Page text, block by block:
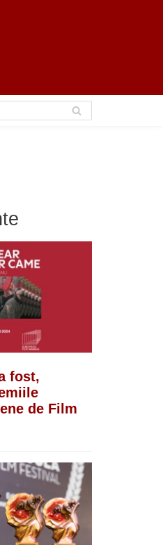
fost,
de Film